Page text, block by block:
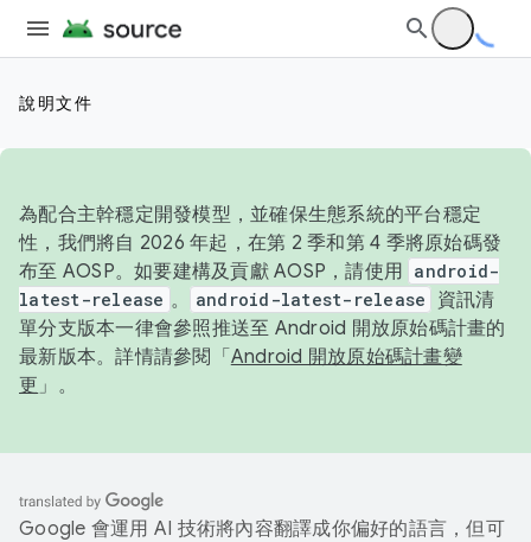
說明文件
為配合主幹穩定開發模型，並確保生態系統的平台穩定
性，我們將自 2026 年起，在第 2 季和第 4 季將原始碼發
布至 AOSP。如要建構及貢獻 AOSP，請使用 android-
latest-release 。 android-latest-release
資訊清
單分支版本一律會參照推送至 Android 開放原始碼計畫的
最新版本。詳情請參閱「 Android 開放原始碼計畫變
更 」。
Google 會運用 AI 技術將內容翻譯成你偏好的語言，但可